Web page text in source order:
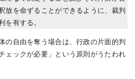
放を命ずることができるように、裁判
を有する。
の自由を奪う場合は、行政の片面的判
ェックが必要」という原則がうたわれ